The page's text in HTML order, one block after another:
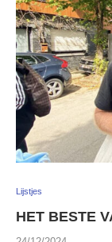
Lijstjes
HET BESTE